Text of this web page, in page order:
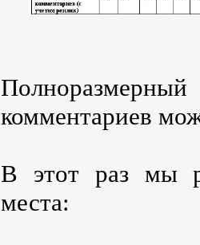
комментариев
В этот раз мы
места: